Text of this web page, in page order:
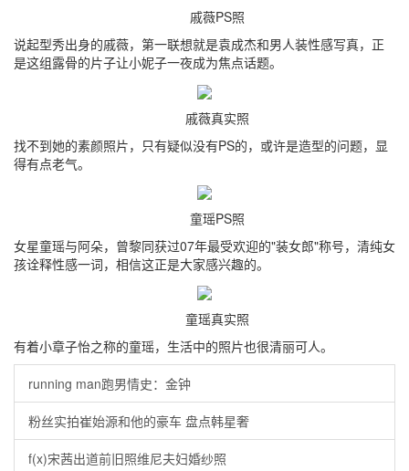
戚薇PS照
说起型秀出身的戚薇，第一联想就是袁成杰和男人装性感写真，正
是这组露骨的片子让小妮子一夜成为焦点话题。
戚薇真实照
找不到她的素颜照片，只有疑似没有PS的，或许是造型的问题，显
得有点老气。
童瑶PS照
女星童瑶与阿朵，曾黎同获过07年最受欢迎的"装女郎"称号，清纯女
孩诠释性感一词，相信这正是大家感兴趣的。
童瑶真实照
有着小章子怡之称的童瑶，生活中的照片也很清丽可人。
running man跑男情史：金钟
粉丝实拍崔始源和他的豪车 盘点韩星奢
f(x)宋茜出道前旧照维尼夫妇婚纱照